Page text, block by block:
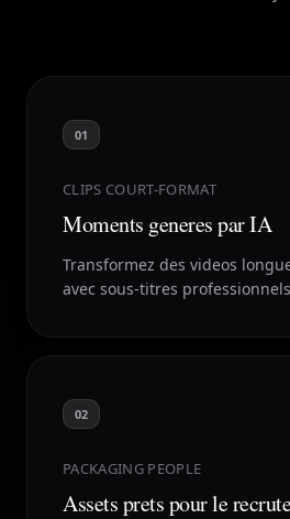
01
CLIPS COURT-FORMAT
Moments generes par IA
Transformez des videos
avec sous-titres
02
PACKAGING PEOPLE
Assets prets pour le